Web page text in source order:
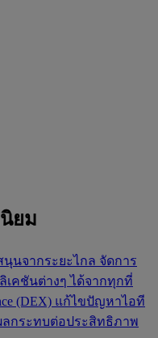
ยม
นุนจากระยะไกล จัดการ
คชันต่างๆ ได้จากทุกที่
(DEX) แก้ไขปัญหาไอที
ลกระทบต่อประสิทธิภาพ